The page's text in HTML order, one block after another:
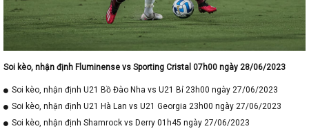
Soi kèo, nhận định Fluminense vs Sporting Cristal 07h00 ngày 28/06/2023
Soi kèo, nhận định U21 Bồ Đào Nha vs U21 Bỉ 23h00 ngày 27/06/2023
Soi kèo, nhận định U21 Hà Lan vs U21 Georgia 23h00 ngày 27/06/2023
Soi kèo, nhận định Shamrock vs Derry 01h45 ngày 27/06/2023